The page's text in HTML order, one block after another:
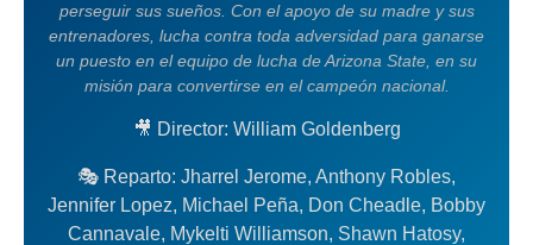
perseguir sus sueños. Con el apoyo de su madre y sus
entrenadores, lucha contra toda adversidad para ganarse
un puesto en el equipo de lucha de Arizona State, en su
misión para convertirse en el campeón nacional.
🎥 Director: William Goldenberg
🎭 Reparto: Jharrel Jerome, Anthony Robles,
Jennifer Lopez, Michael Peña, Don Cheadle, Bobby
Cannavale, Mykelti Williamson, Shawn Hatosy,